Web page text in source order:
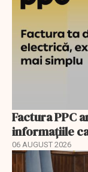
Factura PPC
informațiile
06 AUGUST 2026